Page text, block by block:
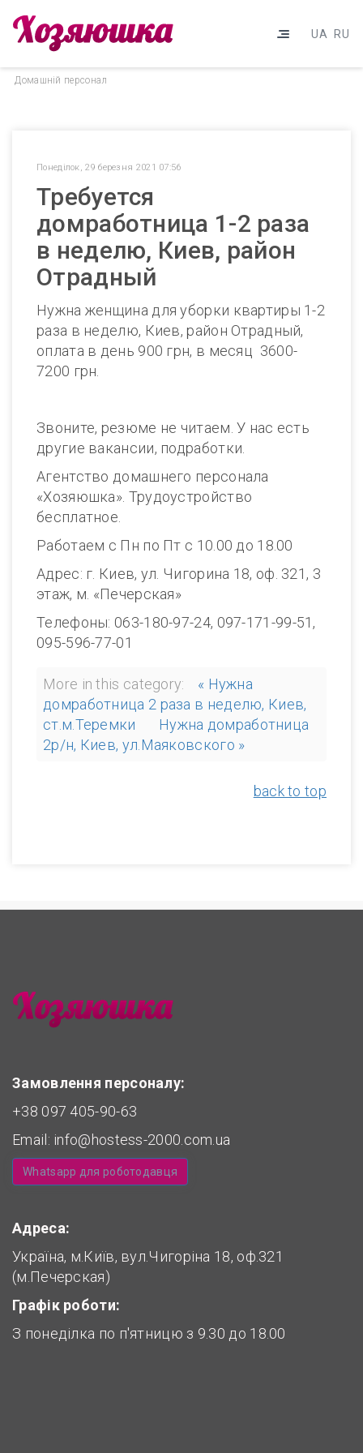
UA RU
Домашнiй персонал
Понеділок, 29 березня 2021 07:56
Требуется
домработница 1-2 раза
в неделю, Киев, район
Отрадный
Нужна женщина для уборки квартиры 1-2
раза в неделю, Киев, район Отрадный,
оплата в день 900 грн, в месяц 3600-
7200 грн.
Звоните, резюме не читаем. У нас есть
другие вакансии, подработки.
Агентство домашнего персонала
«Хозяюшка». Трудоустройство
бесплатное.
Работаем с Пн по Пт с 10.00 до 18.00
Адрес: г. Киев, ул. Чигорина 18, оф. 321, 3
этаж, м. «Печерская»
Телефоны: 063-180-97-24, 097-171-99-51,
095-596-77-01
More in this category:
« Нужна
домработница 2 раза в неделю, Киев,
ст.м.Теремки
Нужна домработница
2р/н, Киев, ул.Маяковского »
back to top
Замовлення персоналу:
+38 097 405-90-63
Email: info@hostess-2000.com.ua
Whatsapp для роботодавця
Адреса:
Україна, м.Київ, вул.Чигоріна 18, оф.321
(м.Печерская)
Графік роботи:
З понеділка по п'ятницю з 9.30 до 18.00